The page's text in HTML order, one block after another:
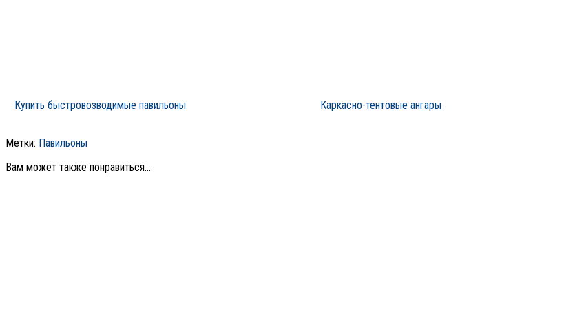
Купить быстровозводимые павильоны Каркасно-тентовые ангары
Метки: Павильоны
Вам может также понравиться...